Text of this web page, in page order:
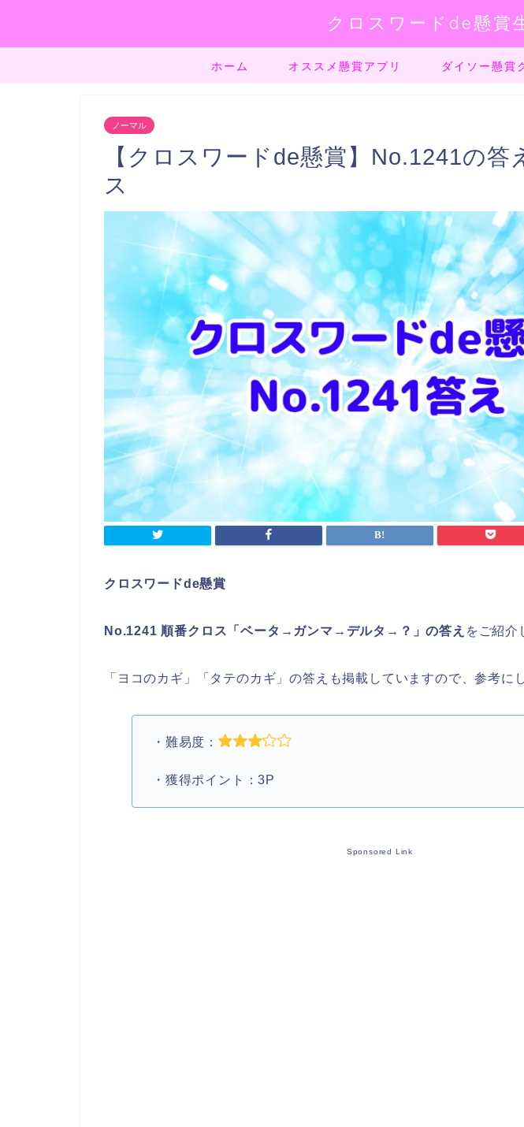
クロスワードde懸賞
ホーム オススメ懸賞アプリ ダイソー懸賞
ノーマル
【クロスワードde懸賞】No.1241の答
ス
クロスワードde懸賞
No.1241 順番クロス「ベータ→ガンマ→デルタ→？」の答え をご紹介
「ヨコのカギ」「タテのカギ」の答えも掲載していますので、参考に
・難易度：
・獲得ポイント：3P
Sponsored Link